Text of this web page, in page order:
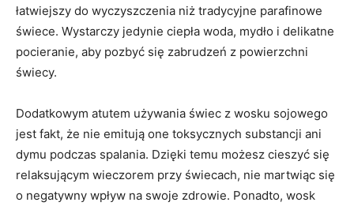
łatwiejszy⁤ do​ wyczyszczenia niż tradycyjne‍ parafinowe
świece. ​Wystarczy jedynie ciepła ‌woda, ⁢mydło i delikatne⁣
pocieranie, aby pozbyć ⁢się zabrudzeń z powierzchni
świecy.
Dodatkowym atutem używania świec z wosku sojowego
jest fakt, że nie ⁣emitują⁤ one toksycznych substancji‌ ani
dymu podczas⁤ spalania. Dzięki temu możesz cieszyć⁢ się
relaksującym ⁢wieczorem ⁤przy świecach, nie martwiąc się​
o negatywny ‌wpływ na swoje zdrowie.‍ Ponadto, wosk